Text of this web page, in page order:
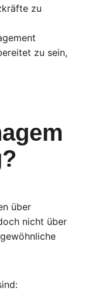
zu
zu sein,
über
nicht über